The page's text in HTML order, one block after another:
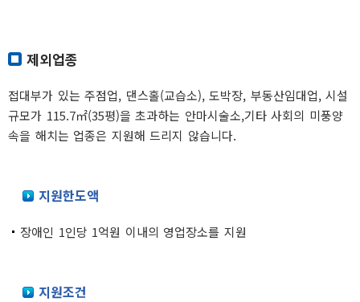
제외업종
접대부가 있는 주점업, 댄스홀(교습소), 도박장, 부동산임대업, 시설
규모가 115.7㎡(35평)을 초과하는 안마시술소,기타 사회의 미풍양
속을 해치는 업종은 지원해 드리지 않습니다.
지원한도액
장애인 1인당 1억원 이내의 영업장소를 지원
지원조건